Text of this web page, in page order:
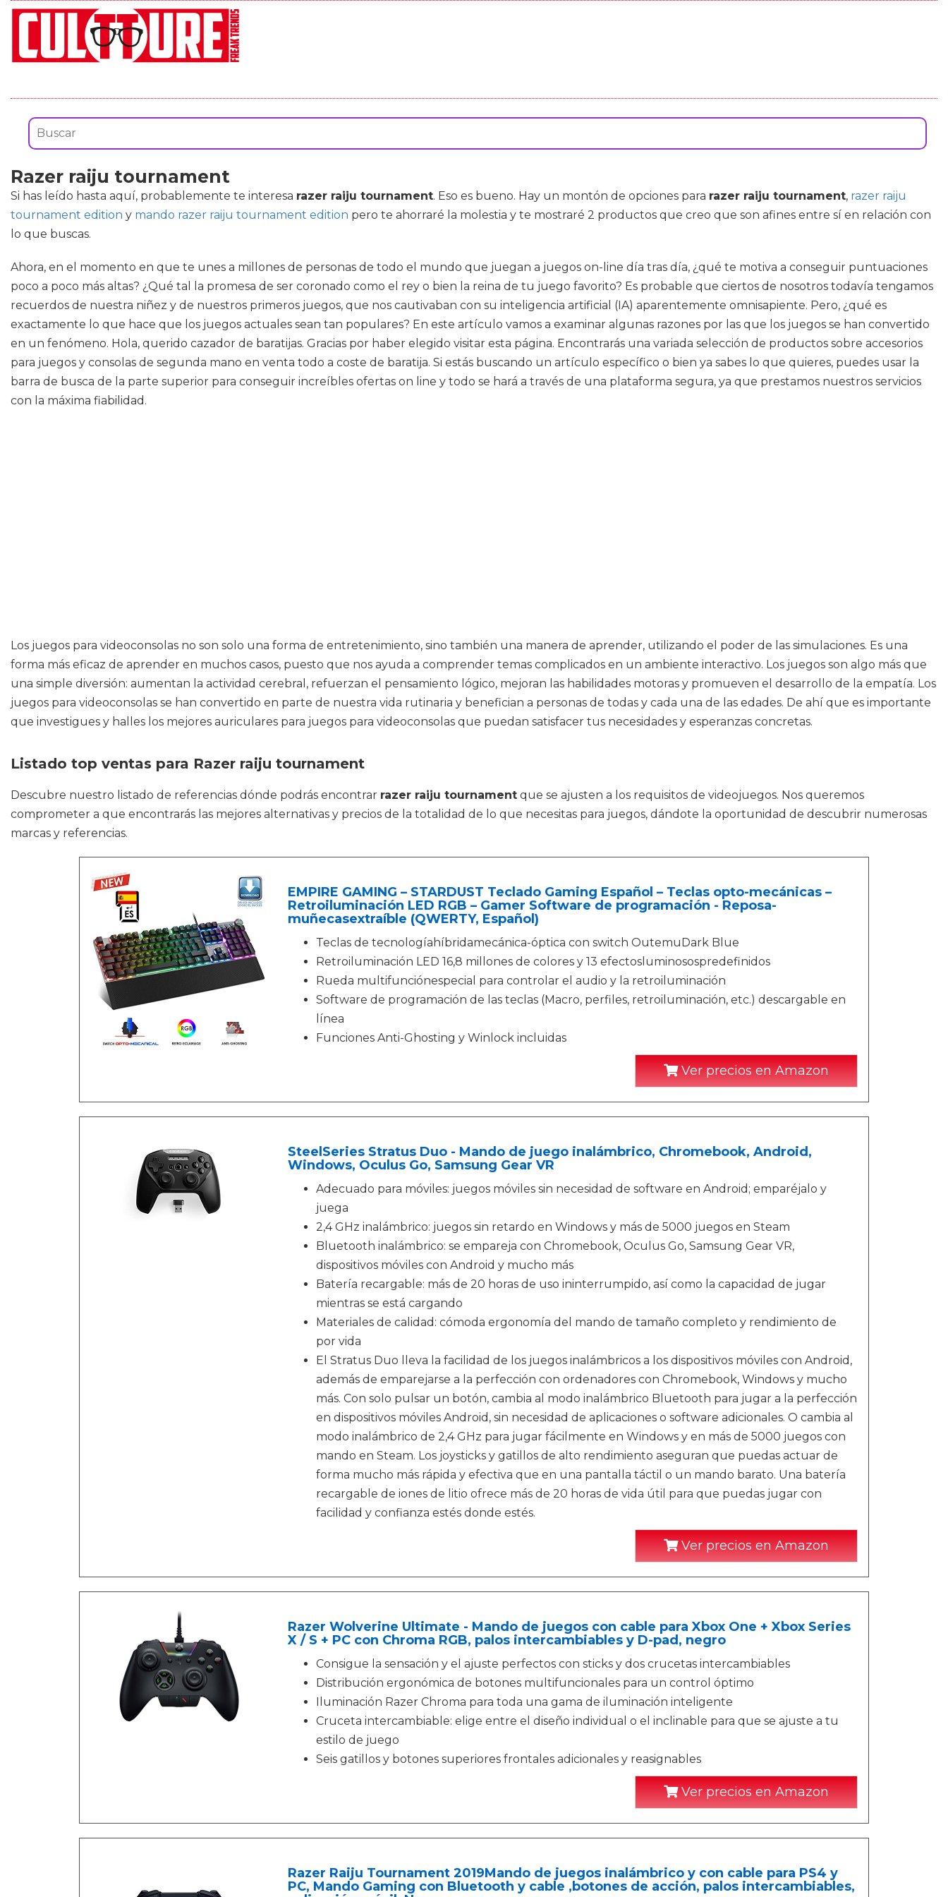
Razer raiju tournament
Si has leído hasta aquí, probablemente te interesa razer raiju tournament. Eso es bueno. Hay un montón de opciones para razer raiju tournament, razer raiju
tournament edition y mando razer raiju tournament edition pero te ahorraré la molestia y te mostraré 2 productos que creo que son afines entre sí en relación con
lo que buscas.
Ahora, en el momento en que te unes a millones de personas de todo el mundo que juegan a juegos on-line día tras día, ¿qué te motiva a conseguir puntuaciones
poco a poco más altas? ¿Qué tal la promesa de ser coronado como el rey o bien la reina de tu juego favorito? Es probable que ciertos de nosotros todavía tengamos
recuerdos de nuestra niñez y de nuestros primeros juegos, que nos cautivaban con su inteligencia artificial (IA) aparentemente omnisapiente. Pero, ¿qué es
exactamente lo que hace que los juegos actuales sean tan populares? En este artículo vamos a examinar algunas razones por las que los juegos se han convertido
en un fenómeno. Hola, querido cazador de baratijas. Gracias por haber elegido visitar esta página. Encontrarás una variada selección de productos sobre accesorios
para juegos y consolas de segunda mano en venta todo a coste de baratija. Si estás buscando un artículo específico o bien ya sabes lo que quieres, puedes usar la
barra de busca de la parte superior para conseguir increíbles ofertas on line y todo se hará a través de una plataforma segura, ya que prestamos nuestros servicios
con la máxima fiabilidad.
Los juegos para videoconsolas no son solo una forma de entretenimiento, sino también una manera de aprender, utilizando el poder de las simulaciones. Es una
forma más eficaz de aprender en muchos casos, puesto que nos ayuda a comprender temas complicados en un ambiente interactivo. Los juegos son algo más que
una simple diversión: aumentan la actividad cerebral, refuerzan el pensamiento lógico, mejoran las habilidades motoras y promueven el desarrollo de la empatía. Los
juegos para videoconsolas se han convertido en parte de nuestra vida rutinaria y benefician a personas de todas y cada una de las edades. De ahí que es importante
que investigues y halles los mejores auriculares para juegos para videoconsolas que puedan satisfacer tus necesidades y esperanzas concretas.
Listado top ventas para Razer raiju tournament
Descubre nuestro listado de referencias dónde podrás encontrar razer raiju tournament que se ajusten a los requisitos de videojuegos. Nos queremos
comprometer a que encontrarás las mejores alternativas y precios de la totalidad de lo que necesitas para juegos, dándote la oportunidad de descubrir numerosas
marcas y referencias.
EMPIRE GAMING – STARDUST Teclado Gaming Español – Teclas opto-mecánicas –
Retroiluminación LED RGB – Gamer Software de programación - Reposa-
muñecasextraíble (QWERTY, Español)
Teclas de tecnologíahíbridamecánica-óptica con switch OutemuDark Blue
Retroiluminación LED 16,8 millones de colores y 13 efectosluminosospredefinidos
Rueda multifunciónespecial para controlar el audio y la retroiluminación
Software de programación de las teclas (Macro, perfiles, retroiluminación, etc.) descargable en
línea
Funciones Anti-Ghosting y Winlock incluidas
Ver precios en Amazon
SteelSeries Stratus Duo - Mando de juego inalámbrico, Chromebook, Android,
Windows, Oculus Go, Samsung Gear VR
Adecuado para móviles: juegos móviles sin necesidad de software en Android; emparéjalo y
juega
2,4 GHz inalámbrico: juegos sin retardo en Windows y más de 5000 juegos en Steam
Bluetooth inalámbrico: se empareja con Chromebook, Oculus Go, Samsung Gear VR,
dispositivos móviles con Android y mucho más
Batería recargable: más de 20 horas de uso ininterrumpido, así como la capacidad de jugar
mientras se está cargando
Materiales de calidad: cómoda ergonomía del mando de tamaño completo y rendimiento de
por vida
El Stratus Duo lleva la facilidad de los juegos inalámbricos a los dispositivos móviles con Android,
además de emparejarse a la perfección con ordenadores con Chromebook, Windows y mucho
más. Con solo pulsar un botón, cambia al modo inalámbrico Bluetooth para jugar a la perfección
en dispositivos móviles Android, sin necesidad de aplicaciones o software adicionales. O cambia al
modo inalámbrico de 2,4 GHz para jugar fácilmente en Windows y en más de 5000 juegos con
mando en Steam. Los joysticks y gatillos de alto rendimiento aseguran que puedas actuar de
forma mucho más rápida y efectiva que en una pantalla táctil o un mando barato. Una batería
recargable de iones de litio ofrece más de 20 horas de vida útil para que puedas jugar con
facilidad y confianza estés donde estés.
Ver precios en Amazon
Razer Wolverine Ultimate - Mando de juegos con cable para Xbox One + Xbox Series
X / S + PC con Chroma RGB, palos intercambiables y D-pad, negro
Consigue la sensación y el ajuste perfectos con sticks y dos crucetas intercambiables
Distribución ergonómica de botones multifuncionales para un control óptimo
Iluminación Razer Chroma para toda una gama de iluminación inteligente
Cruceta intercambiable: elige entre el diseño individual o el inclinable para que se ajuste a tu
estilo de juego
Seis gatillos y botones superiores frontales adicionales y reasignables
Ver precios en Amazon
Razer Raiju Tournament 2019Mando de juegos inalámbrico y con cable para PS4 y
PC, Mando Gaming con Bluetooth y cable ,botones de acción, palos intercambiables,